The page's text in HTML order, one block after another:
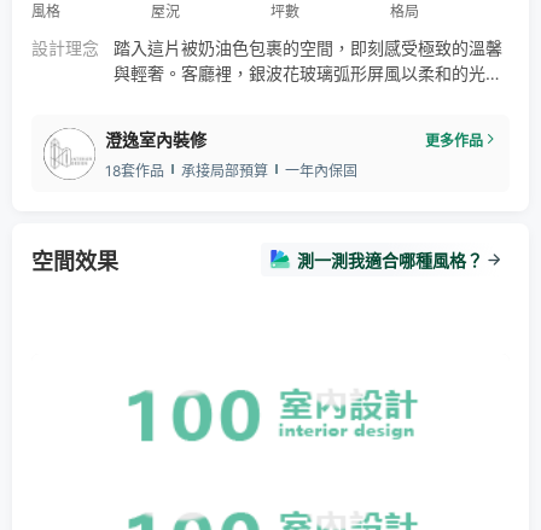
玻璃扶手
風格 屋況 坪數 格局
設計理念
踏入這片被奶油色包裹的空間，即刻感受極致的溫馨
與輕奢。客廳裡，銀波花玻璃弧形屏風以柔和的光線
奢的設計語彙。餐廚區域，機能與美感和諧並存，黑
色鋁框玻璃拉門巧妙區隔油煙，同時維繫視覺連貫。
領域，每個臥室都擁有獨特的療
澄逸室內裝修
更多作品
18套作品
承接局部預算 一年內保固
空間效果 測一測我適合哪種風格？